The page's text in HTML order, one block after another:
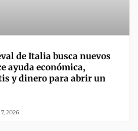
de Italia busca nuevos
ayuda económica,
y dinero para abrir un
2026